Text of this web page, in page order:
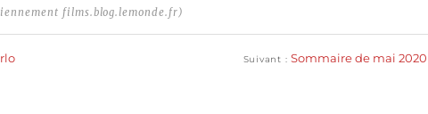
films.blog.lemonde.fr)
Suivant Sommaire de mai 2020